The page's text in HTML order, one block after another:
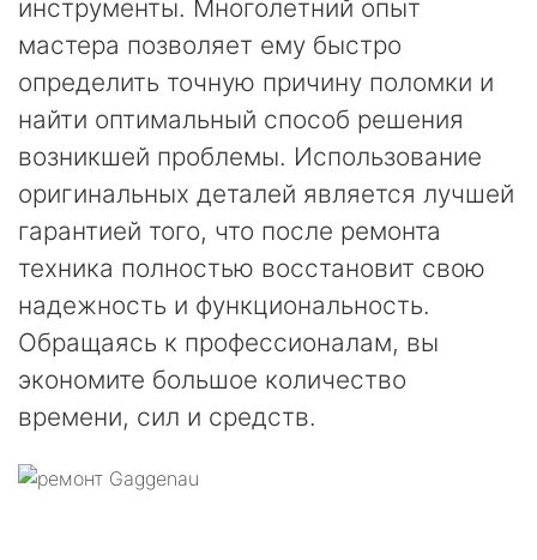
инструменты. Многолетний опыт
мастера позволяет ему быстро
определить точную причину поломки и
найти оптимальный способ решения
возникшей проблемы. Использование
оригинальных деталей является лучшей
гарантией того, что после ремонта
техника полностью восстановит свою
надежность и функциональность.
Обращаясь к профессионалам, вы
экономите большое количество
времени, сил и средств.